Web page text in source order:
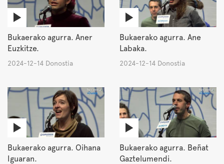
Bukaerako agurra. Aner
Euzkitze.
2024-12-14 Donostia
Bukaerako agurra. Ane
Labaka.
2024-12-14 Donostia
Bukaerako agurra. Oihana
Iguaran.
Bukaerako agurra. Beñat
Gaztelumendi.